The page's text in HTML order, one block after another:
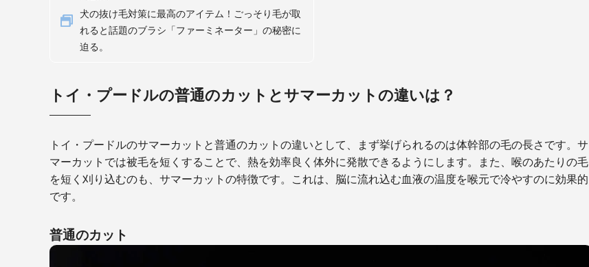
犬の抜け毛対策に最高のアイテム！ごっそり毛が取
れると話題のブラシ「ファーミネーター」の秘密に
迫る。
トイ・プードルの普通のカットとサマーカットの違いは？
トイ・プードルのサマーカットと普通のカットの違いとして、まず挙げられるのは体幹部の毛の長さです。サ
マーカットでは被毛を短くすることで、熱を効率良く体外に発散できるようにします。また、喉のあたりの毛
を短く刈り込むのも、サマーカットの特徴です。これは、脳に流れ込む血液の温度を喉元で冷やすのに効果的
です。
普通のカット